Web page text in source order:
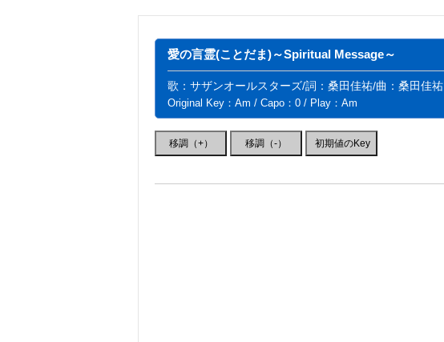
愛の言霊(ことだま)～Spiritual Message～
歌：サザンオールスターズ/詞：桑田佳祐/曲：桑田佳祐
Original Key：Am / Capo：0 / Play：Am